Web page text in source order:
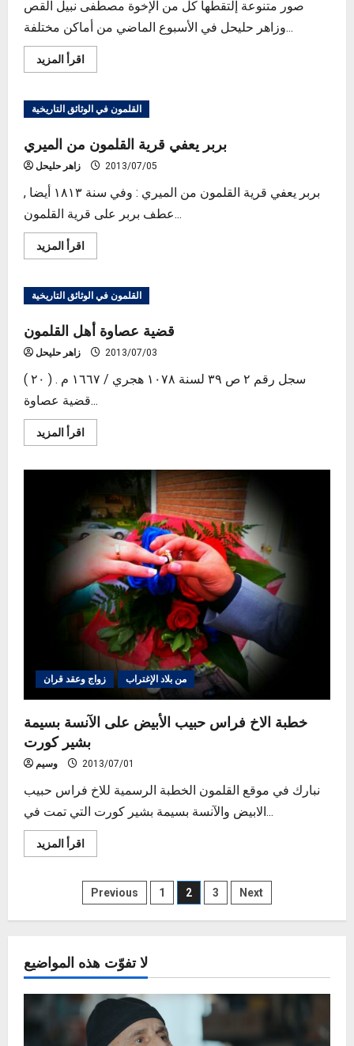
صور متنوعة إلتقطها كل من الإخوة مصطفى نبيل القص
وزاهر حليحل في الأسبوع الماضي من أماكن مختلفة...
اقرأ المزيدRead
more
الصيد
والحياة
القلمون
القلمون في الوثائق التاريخية
بربر يعفي قرية القلمون من الميري
زاهر حليحل 2013/07/05
بربر يعفي قرية القلمون من الميري : وفي سنة ١٨١٣ أيضا ,
عطف بربر على قرية القلمون...
اقرأ المزيدRead
more
يعفي
قرية
من
الميري
القلمون في الوثائق التاريخية
قضية عصاوة أهل القلمون
زاهر حليحل 2013/07/03
سجل رقم ٢ ص ٣٩ لسنة ١٠٧٨ هجري / ١٦٦٧ م . ( ٢٠ )
قضية عصاوة...
اقرأ المزيدRead
more
القلمون
زواج وعقد قران من بلاد الإغتراب
خطبة الاخ فراس حبيب الأبيض على الآنسة بسيمة
بشير كورت
وسيم 2013/07/01
نبارك في موقع القلمون الخطبة الرسمية للاخ فراس حبيب
الابيض والآنسة بسيمة بشير كورت التي تمت في...
اقرأ المزيدRead
more
الاخ
فراس
الأبيض
بشير
كورت
Posts
pagination
Previous 1 2 3 Next
لا تفوّت هذه المواضيع